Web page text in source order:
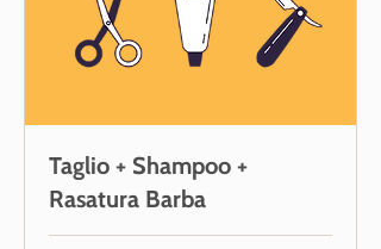
Taglio + Shampoo +
Rasatura Barba